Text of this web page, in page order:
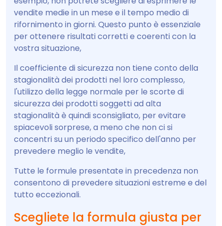
vendite medie in un mese e il tempo medio di
rifornimento in giorni. Questo punto è essenziale
per ottenere risultati corretti e coerenti con la
vostra situazione,
Il coefficiente di sicurezza non tiene conto della
stagionalità dei prodotti nel loro complesso,
l'utilizzo della legge normale per le scorte di
sicurezza dei prodotti soggetti ad alta
stagionalità è quindi sconsigliato, per evitare
spiacevoli sorprese, a meno che non ci si
concentri su un periodo specifico dell'anno per
prevedere meglio le vendite,
Tutte le formule presentate in precedenza non
consentono di prevedere situazioni estreme e del
tutto eccezionali.
Scegliete la formula giusta per